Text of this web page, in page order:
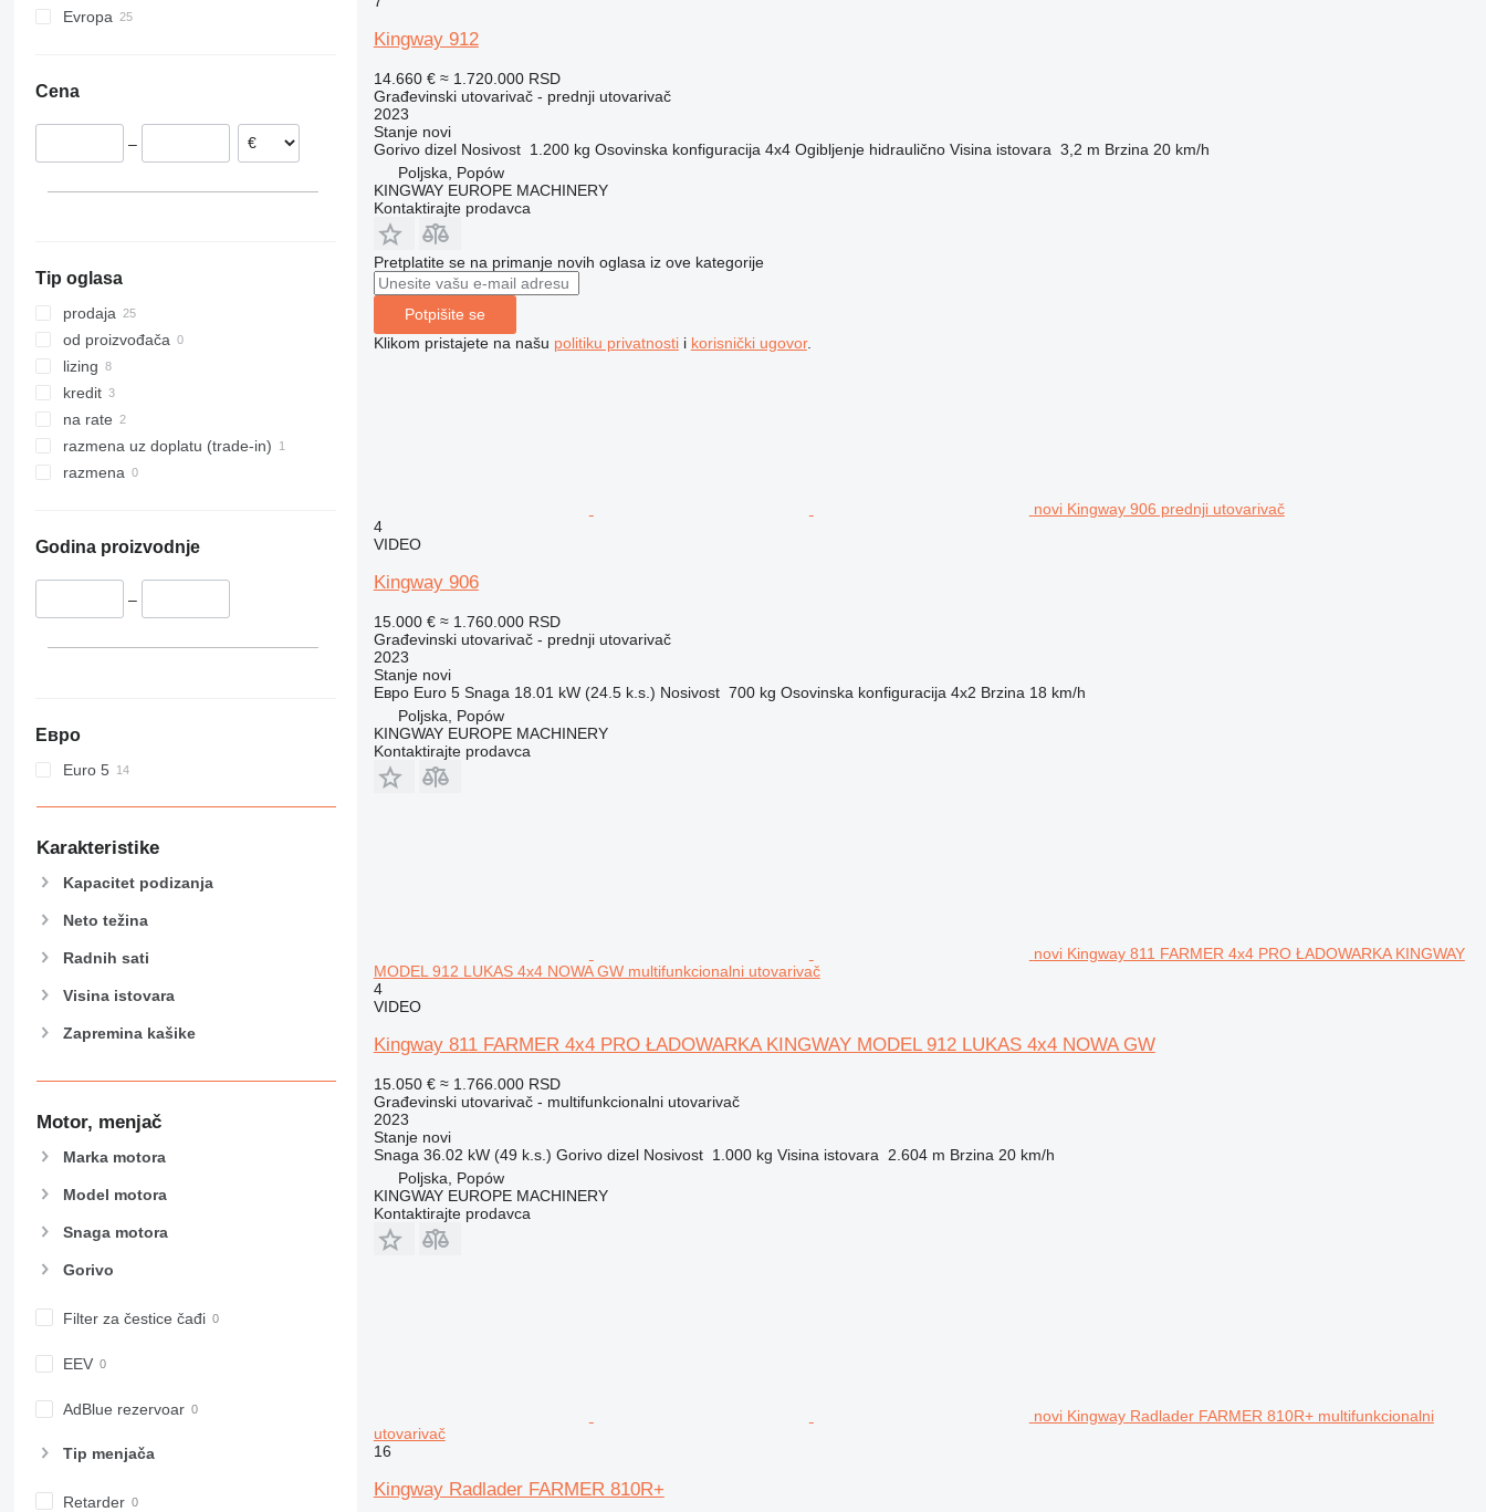
TR
299D3 XE
907
924
926
928
930
931
936
938
941
953
955
980
988
992
D series
GC
IT
437
550
KT
8620 T
3070
5080
Evropa
Cena
–
Tip oglasa
prodaja
od proizvođača
lizing
kredit
na rate
razmena uz doplatu (trade-in)
razmena
Godina proizvodnje
–
Евро
Euro 5
Karakteristike
Kapacitet podizanja
Neto težina
Radnih sati
Visina istovara
Zapremina kašike
Motor, menjač
Marka motora
Model motora
Snaga motora
Gorivo
Filter za čestice čađi
EEV
AdBlue rezervoar
Tip menjača
Retarder
Kingway 912
14.660 € ≈ 1.720.000 RSD
Građevinski utovarivač - prednji utovarivač
2023
Stanjenovi
Gorivo dizel Nosivost 1.200 kg Osovinska konfiguracija 4x4 Ogibljenje hidraulično Visina istovara 3,2 m Brzina 20 km/h
Poljska, Popów
KINGWAY EUROPE MACHINERY
Kontaktirajte prodavca
Pretplatite se na primanje novih oglasa iz ove kategorije
Potpišite se
Klikom pristajete na našu politiku privatnostii korisnički ugovor.
novi Kingway 906 prednji utovarivač
4
VIDEO
Kingway 906
15.000 € ≈ 1.760.000 RSD
Građevinski utovarivač - prednji utovarivač
2023
Stanjenovi
Евро Euro 5 Snaga 18.01 kW (24.5 k.s.) Nosivost 700 kg Osovinska konfiguracija 4x2 Brzina 18 km/h
Poljska, Popów
KINGWAY EUROPE MACHINERY
Kontaktirajte prodavca
novi Kingway 811 FARMER 4x4 PRO ŁADOWARKA KINGWAY
MODEL 912 LUKAS 4x4 NOWA GW multifunkcionalni utovarivač
4
VIDEO
Kingway 811 FARMER 4x4 PRO ŁADOWARKA KINGWAY MODEL 912 LUKAS 4x4 NOWA GW
15.050 € ≈ 1.766.000 RSD
Građevinski utovarivač - multifunkcionalni utovarivač
2023
Stanjenovi
Snaga 36.02 kW (49 k.s.) Gorivo dizel Nosivost 1.000 kg Visina istovara 2.604 m Brzina 20 km/h
Poljska, Popów
KINGWAY EUROPE MACHINERY
Kontaktirajte prodavca
novi Kingway Radlader FARMER 810R+ multifunkcionalni
utovarivač
16
Kingway Radlader FARMER 810R+